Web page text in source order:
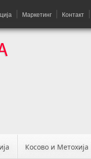
Маркетинг Контакт
Косово и Метохија